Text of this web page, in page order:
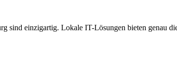
einzigartig. Lokale IT-Lösungen bieten genau